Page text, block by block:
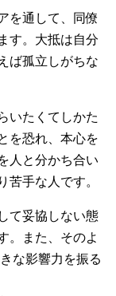
を通して、同僚
す。大抵は自分
ば孤立しがちな
いたくてしかた
を恐れ、本心を
人と分かち合い
苦手な人です。
て妥協しない態
。また、そのよ
な影響力を振る